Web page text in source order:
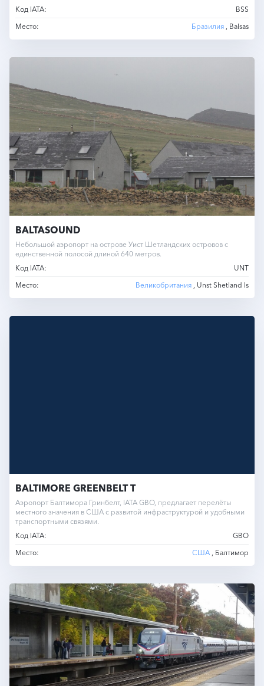
Код IATA:
BSS
Место:
Бразилия , Balsas
BALTASOUND
Небольшой аэропорт на острове Уист Шетландских островов с
единственной полосой длиной 640 метров.
Код IATA:
UNT
Место:
Великобритания , Unst Shetland Is
BALTIMORE GREENBELT T
Аэропорт Балтимора Гринбелт, IATA GBO, предлагает перелёты
местного значения в США с развитой инфраструктурой и удобными
транспортными связями.
Код IATA:
GBO
Место:
США , Балтимор